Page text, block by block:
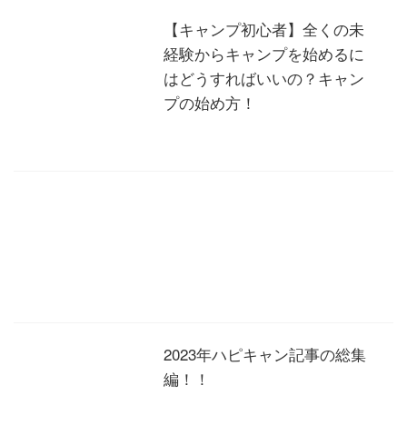
【キャンプ初心者】全くの未
経験からキャンプを始めるに
はどうすればいいの？キャン
プの始め方！
2023年ハピキャン記事の総集
編！！